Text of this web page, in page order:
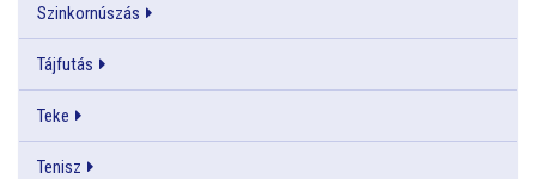
Szinkornúszás
Tájfutás
Teke
Tenisz